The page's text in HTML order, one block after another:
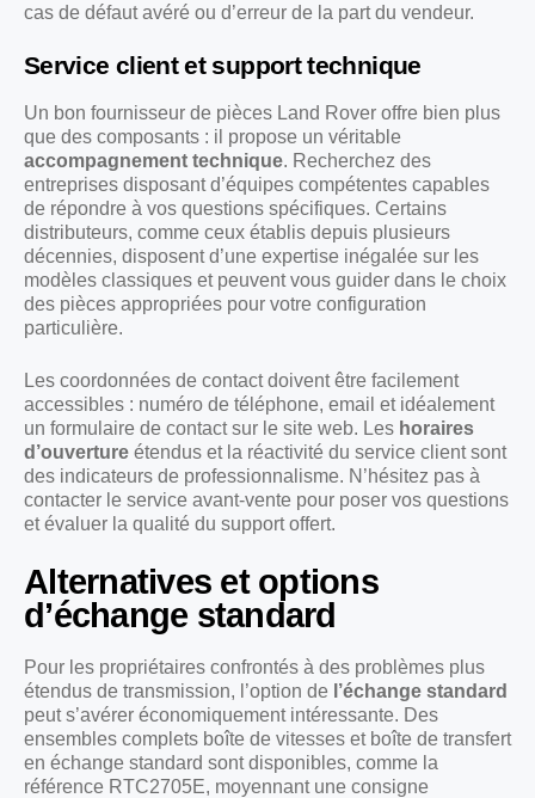
cas de défaut avéré ou d’erreur de la part du vendeur.
Service client et support technique
Un bon fournisseur de pièces Land Rover offre bien plus
que des composants : il propose un véritable
accompagnement technique. Recherchez des
entreprises disposant d’équipes compétentes capables
de répondre à vos questions spécifiques. Certains
distributeurs, comme ceux établis depuis plusieurs
décennies, disposent d’une expertise inégalée sur les
modèles classiques et peuvent vous guider dans le choix
des pièces appropriées pour votre configuration
particulière.
Les coordonnées de contact doivent être facilement
accessibles : numéro de téléphone, email et idéalement
un formulaire de contact sur le site web. Les horaires
d’ouverture étendus et la réactivité du service client sont
des indicateurs de professionnalisme. N’hésitez pas à
contacter le service avant-vente pour poser vos questions
et évaluer la qualité du support offert.
Alternatives et options
d’échange standard
Pour les propriétaires confrontés à des problèmes plus
étendus de transmission, l’option de l’échange standard
peut s’avérer économiquement intéressante. Des
ensembles complets boîte de vitesses et boîte de transfert
en échange standard sont disponibles, comme la
référence RTC2705E, moyennant une consigne